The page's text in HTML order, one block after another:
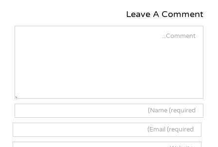
Leave A Comment